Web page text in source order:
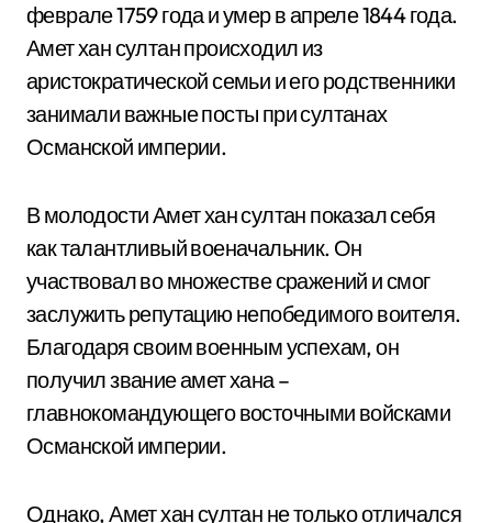
феврале 1759 года и умер в апреле 1844 года.
Амет хан султан происходил из
аристократической семьи и его родственники
занимали важные посты при султанах
Османской империи.
В молодости Амет хан султан показал себя
как талантливый военачальник. Он
участвовал во множестве сражений и смог
заслужить репутацию непобедимого воителя.
Благодаря своим военным успехам, он
получил звание амет хана –
главнокомандующего восточными войсками
Османской империи.
Однако, Амет хан султан не только отличался